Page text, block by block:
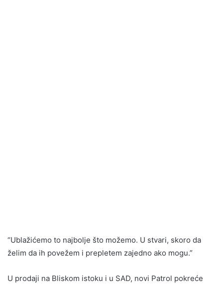
“Ublažićemo to najbolje što možemo. U stvari, skoro da
želim da ih povežem i prepletem zajedno ako mogu.”
U prodaji na Bliskom istoku i u SAD, novi Patrol pokreće